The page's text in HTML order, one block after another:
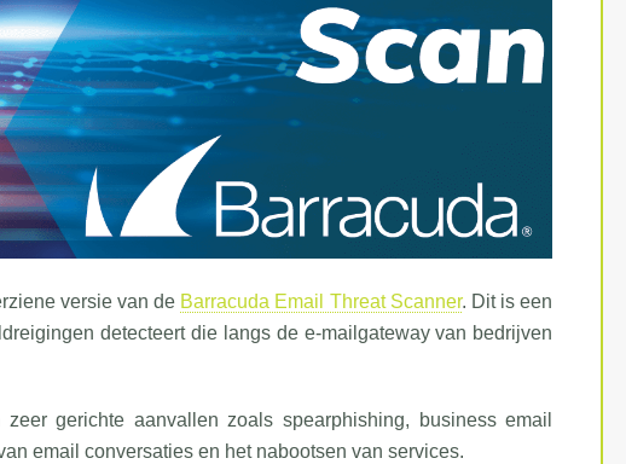
versie van de Barracuda Email Threat Scanner. Dit is een
detecteert die langs de e-mailgateway van bedrijven
gerichte aanvallen zoals spearphishing, business email
email conversaties en het nabootsen van services.